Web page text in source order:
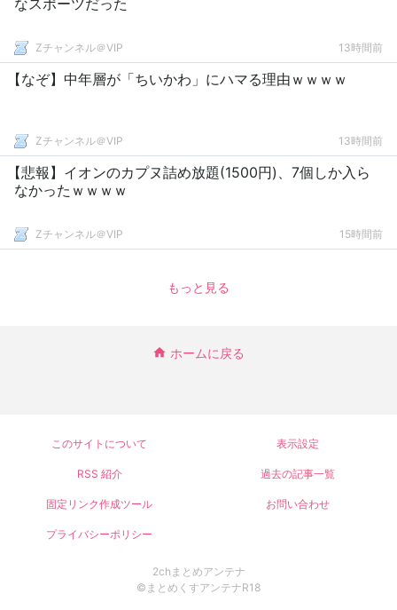
なスポーツだった
Zチャンネル＠VIP 13時間前
【なぞ】中年層が「ちいかわ」にハマる理由ｗｗｗｗ
Zチャンネル＠VIP 13時間前
【悲報】イオンのカプヌ詰め放題(1500円)、7個しか入ら
なかったｗｗｗｗ
Zチャンネル＠VIP 15時間前
もっと見る
ホームに戻る
このサイトについて 表示設定
RSS 紹介 過去の記事一覧
固定リンク作成ツール お問い合わせ
プライバシーポリシー
2chまとめアンテナ
©まとめくすアンテナR18